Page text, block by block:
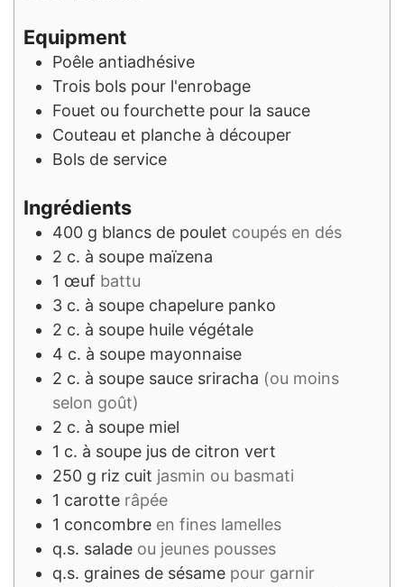
Equipment
Poêle antiadhésive
Trois bols pour l'enrobage
Fouet ou fourchette pour la sauce
Couteau et planche à découper
Bols de service
Ingrédients
400 g blancs de poulet coupés en dés
2 c. à soupe maïzena
1 œuf battu
3 c. à soupe chapelure panko
2 c. à soupe huile végétale
4 c. à soupe mayonnaise
2 c. à soupe sauce sriracha (ou moins
selon goût)
2 c. à soupe miel
1 c. à soupe jus de citron vert
250 g riz cuit jasmin ou basmati
1 carotte râpée
1 concombre en fines lamelles
q.s. salade ou jeunes pousses
q.s. graines de sésame pour garnir